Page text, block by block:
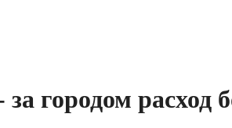
городом расход